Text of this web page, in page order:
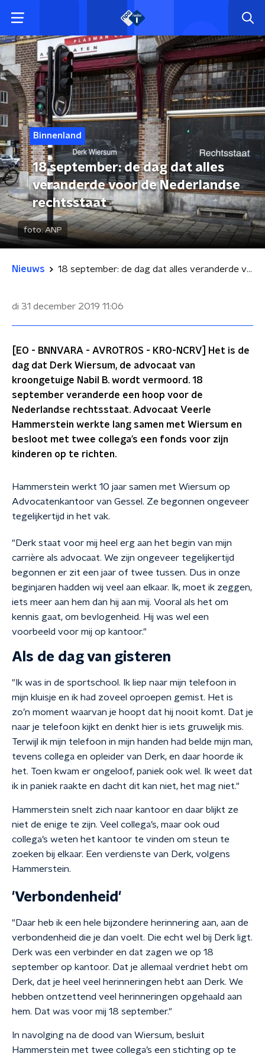
Binnenland
18 september: de dag dat alles
veranderde voor de Nederlandse
rechtsstaat
foto:ANP
Nieuws 18 september: de dag dat alles veranderde voor de Nederlandse rechtsstaat
di 31 december 2019 11:06
[EO - BNNVARA - AVROTROS - KRO-NCRV] Het is de
dag dat Derk Wiersum, de advocaat van
kroongetuige Nabil B. wordt vermoord. 18
september veranderde een hoop voor de
Nederlandse rechtsstaat. Advocaat Veerle
Hammerstein werkte lang samen met Wiersum en
besloot met twee collega’s een fonds voor zijn
kinderen op te richten.
Hammerstein werkt 10 jaar samen met Wiersum op
Advocatenkantoor van Gessel. Ze begonnen ongeveer
tegelijkertijd in het vak.
"Derk staat voor mij heel erg aan het begin van mijn
carrière als advocaat. We zijn ongeveer tegelijkertijd
begonnen er zit een jaar of twee tussen. Dus in onze
beginjaren hadden wij veel aan elkaar. Ik, moet ik zeggen,
iets meer aan hem dan hij aan mij. Vooral als het om
kennis gaat, om bevlogenheid. Hij was wel een
voorbeeld voor mij op kantoor."
Als de dag van gisteren
"Ik was in de sportschool. Ik liep naar mijn telefoon in
mijn kluisje en ik had zoveel oproepen gemist. Het is
zo’n moment waarvan je hoopt dat hij nooit komt. Dat je
naar je telefoon kijkt en denkt hier is iets gruwelijk mis.
Terwijl ik mijn telefoon in mijn handen had belde mijn man,
tevens collega en opleider van Derk, en daar hoorde ik
het. Toen kwam er ongeloof, paniek ook wel. Ik weet dat
ik in paniek raakte en dacht dit kan niet, het mag niet."
Hammerstein snelt zich naar kantoor en daar blijkt ze
niet de enige te zijn. Veel collega’s, maar ook oud
collega’s weten het kantoor te vinden om steun te
zoeken bij elkaar. Een verdienste van Derk, volgens
Hammerstein.
'Verbondenheid'
"Daar heb ik een hele bijzondere herinnering aan, aan de
verbondenheid die je dan voelt. Die echt wel bij Derk ligt.
Derk was een verbinder en dat zagen we op 18
september op kantoor. Dat je allemaal verdriet hebt om
Derk, dat je heel veel herinneringen hebt aan Derk. We
hebben ontzettend veel herinneringen opgehaald aan
hem. Dat was voor mij 18 september."
In navolging na de dood van Wiersum, besluit
Hammerstein met twee collega’s een stichting op te